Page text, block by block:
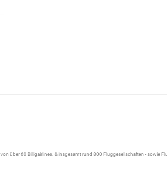
von über 60 Billigairlines . & insgesamt rund 800 Fluggesellschaften - sowie